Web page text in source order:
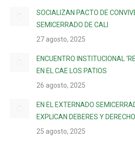
SOCIALIZAN PACTO DE
SEMICERRADO DE CALI
27 agosto, 2025
ENCUENTRO INSTITUCIONAL
EN EL CAE LOS PATIOS
26 agosto, 2025
EN EL EXTERNADO
EXPLICAN DEBERES Y
25 agosto, 2025